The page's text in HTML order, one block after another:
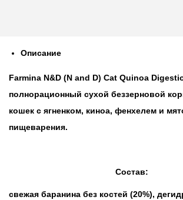
Описание
Farmina N&D (N and D) Cat Quinoa
полнорационный сухой беззерновой
кошек с ягненком, киноа, фенхелем и
пищеварения.
Состав:
свежая баранина без костей (20%),